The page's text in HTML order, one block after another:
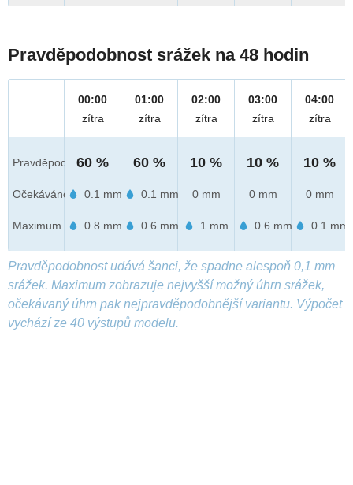
Pravděpodobnost srážek na 48 hodin
Pravděpod.
Očekáváno
Maximum
00:00
zítra
60 %
0.1 mm
0.8 mm
01:00
zítra
60 %
0.1 mm
0.6 mm
02:00
zítra
10 %
0 mm
1 mm
03:00
zítra
10 %
0 mm
0.6 mm
04:00
zítra
10 %
0 mm
0.1 mm
Pravděpodobnost udává šanci, že spadne alespoň 0,1 mm
srážek. Maximum zobrazuje nejvyšší možný úhrn srážek,
očekávaný úhrn pak nejpravděpodobnější variantu. Výpočet
vychází ze 40 výstupů modelu.